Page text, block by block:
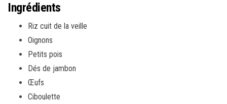
Ingrédients
Riz cuit de la veille
Oignons
Petits pois
Dés de jambon
Œufs
Ciboulette